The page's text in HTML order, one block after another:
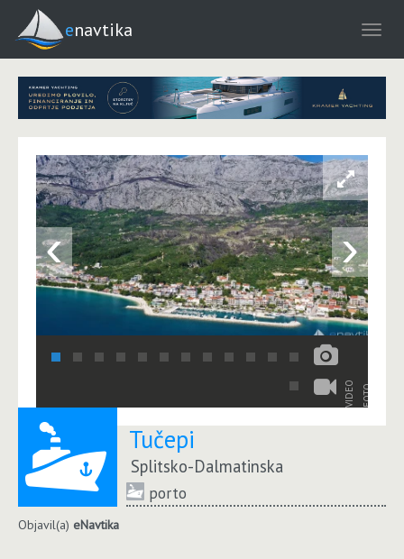
enavtika
‹ ›
VIDEO FOTO
Tučepi
Splitsko-Dalmatinska
porto
Objavil(a) eNavtika